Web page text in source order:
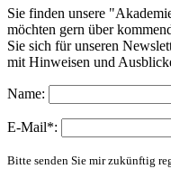
Sie finden unsere
möchten gern über
Sie sich für unseren
mit Hinweisen und
Name:
E-Mail*:
Bitte senden Sie mir zukünftig